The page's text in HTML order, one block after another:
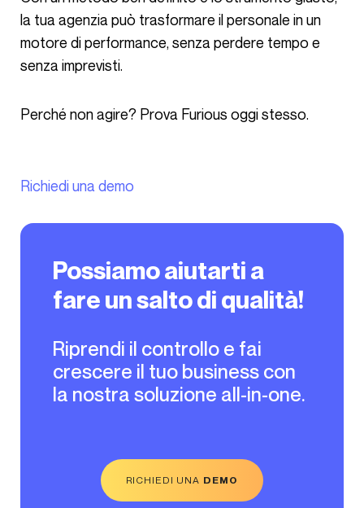
Possiamo aiutarti a
fare un salto di qualità!
Riprendi il controllo e fai
crescere il tuo business con
la nostra soluzione all-in-one.
RICHIEDI UNA DEMO
la tua agenzia può trasformare il personale in un
motore di performance, senza perdere tempo e
senza imprevisti.
Perché non agire? Prova Furious oggi stesso.
Richiedi una demo